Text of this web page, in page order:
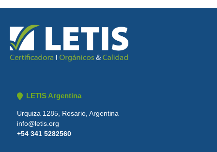
LETIS Argentina
Urquiza 1285, Rosario, Argentina
info@letis.org
+54 341 5282560